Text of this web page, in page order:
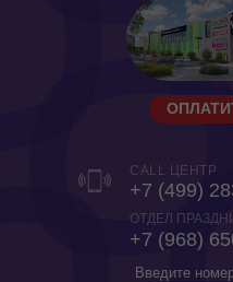
Введите
+7 (499)
‎+7 (968)
ОТДЕЛ
CALL ЦЕНТР